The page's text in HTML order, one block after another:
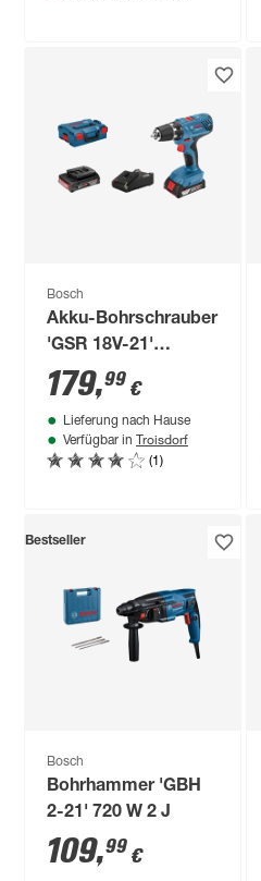
Bosch
Akku-Bohrschrauber
'GSR 18V-21'
Professional 2 x 2,0
Ah mit Transportbox
179,99 €
Lieferung nach Hause
Verfügbar in Troisdorf
(1)
Bestseller
Bosch
Bohrhammer 'GBH
2-21' 720 W 2 J
109,99 €